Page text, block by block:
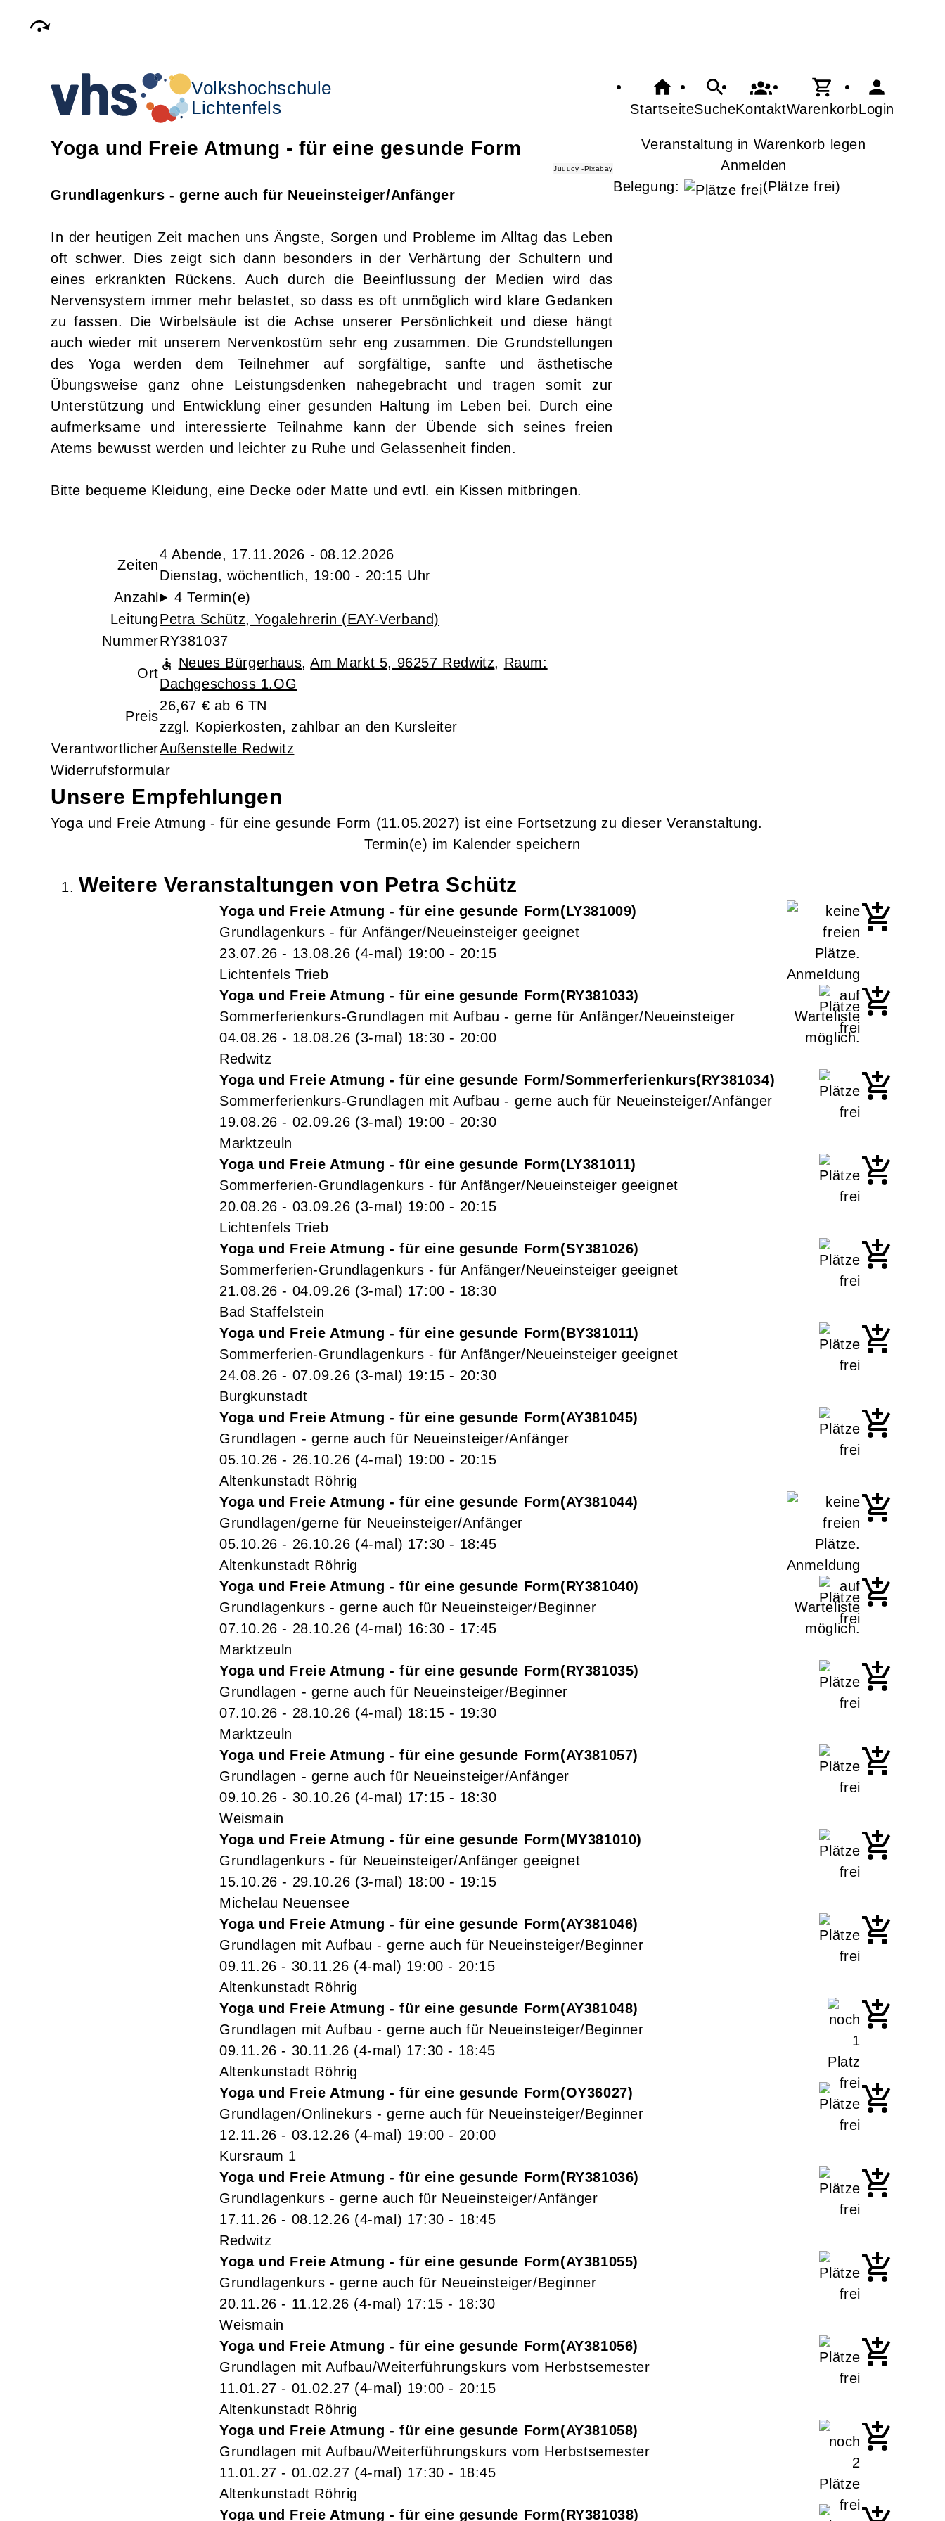
Volkshochschule
Lichtenfels
StartseiteSucheKontaktWarenkorbLogin
Yoga und Freie Atmung - für eine gesunde Form
Juuucy -Pixabay
Grundlagenkurs - gerne auch für Neueinsteiger/Anfänger
In der heutigen Zeit machen uns Ängste, Sorgen und Probleme im Alltag das Leben
oft schwer. Dies zeigt sich dann besonders in der Verhärtung der Schultern und
eines erkrankten Rückens. Auch durch die Beeinflussung der Medien wird das
Nervensystem immer mehr belastet, so dass es oft unmöglich wird klare Gedanken
zu fassen. Die Wirbelsäule ist die Achse unserer Persönlichkeit und diese hängt
auch wieder mit unserem Nervenkostüm sehr eng zusammen. Die Grundstellungen
des Yoga werden dem Teilnehmer auf sorgfältige, sanfte und ästhetische
Übungsweise ganz ohne Leistungsdenken nahegebracht und tragen somit zur
Unterstützung und Entwicklung einer gesunden Haltung im Leben bei. Durch eine
aufmerksame und interessierte Teilnahme kann der Übende sich seines freien
Atems bewusst werden und leichter zu Ruhe und Gelassenheit finden.
Bitte bequeme Kleidung, eine Decke oder Matte und evtl. ein Kissen mitbringen.
Zeiten
4 Abende, 17.11.2026 - 08.12.2026
Dienstag, wöchentlich, 19:00 - 20:15 Uhr
Anzahl
4 Termin(e)
LeitungPetra Schütz, Yogalehrerin (EAY-Verband)
NummerRY381037
Ort
Neues Bürgerhaus,Am Markt 5, 96257 Redwitz, Raum:
Dachgeschoss 1.OG
Preis
26,67 € ab 6 TN
zzgl. Kopierkosten, zahlbar an den Kursleiter
VerantwortlicherAußenstelle Redwitz
Widerrufsformular
Veranstaltung in Warenkorb legen
Anmelden
Belegung:
(Plätze frei)
Unsere Empfehlungen
Yoga und Freie Atmung - für eine gesunde Form (11.05.2027) ist eine Fortsetzung zu dieser Veranstaltung.
Termin(e) im Kalender speichern
Weitere Veranstaltungen von Petra Schütz
Yoga und Freie Atmung - für eine gesunde Form LY381009
Grundlagenkurs - für Anfänger/Neueinsteiger geeignet
23.07.26 - 13.08.26 (4-mal) 19:00 - 20:15
Lichtenfels Trieb
Yoga und Freie Atmung - für eine gesunde Form RY381033
Sommerferienkurs-Grundlagen mit Aufbau - gerne für Anfänger/Neueinsteiger
04.08.26 - 18.08.26 (3-mal) 18:30 - 20:00
Redwitz
Yoga und Freie Atmung - für eine gesunde Form/Sommerferienkurs RY381034
Sommerferienkurs-Grundlagen mit Aufbau - gerne auch für Neueinsteiger/Anfänger
19.08.26 - 02.09.26 (3-mal) 19:00 - 20:30
Marktzeuln
Yoga und Freie Atmung - für eine gesunde Form LY381011
Sommerferien-Grundlagenkurs - für Anfänger/Neueinsteiger geeignet
20.08.26 - 03.09.26 (3-mal) 19:00 - 20:15
Lichtenfels Trieb
Yoga und Freie Atmung - für eine gesunde Form SY381026
Sommerferien-Grundlagenkurs - für Anfänger/Neueinsteiger geeignet
21.08.26 - 04.09.26 (3-mal) 17:00 - 18:30
Bad Staffelstein
Yoga und Freie Atmung - für eine gesunde Form BY381011
Sommerferien-Grundlagenkurs - für Anfänger/Neueinsteiger geeignet
24.08.26 - 07.09.26 (3-mal) 19:15 - 20:30
Burgkunstadt
Yoga und Freie Atmung - für eine gesunde Form AY381045
Grundlagen - gerne auch für Neueinsteiger/Anfänger
05.10.26 - 26.10.26 (4-mal) 19:00 - 20:15
Altenkunstadt Röhrig
Yoga und Freie Atmung - für eine gesunde Form AY381044
Grundlagen/gerne für Neueinsteiger/Anfänger
05.10.26 - 26.10.26 (4-mal) 17:30 - 18:45
Altenkunstadt Röhrig
Yoga und Freie Atmung - für eine gesunde Form RY381040
Grundlagenkurs - gerne auch für Neueinsteiger/Beginner
07.10.26 - 28.10.26 (4-mal) 16:30 - 17:45
Marktzeuln
Yoga und Freie Atmung - für eine gesunde Form RY381035
Grundlagen - gerne auch für Neueinsteiger/Beginner
07.10.26 - 28.10.26 (4-mal) 18:15 - 19:30
Marktzeuln
Yoga und Freie Atmung - für eine gesunde Form AY381057
Grundlagen - gerne auch für Neueinsteiger/Anfänger
09.10.26 - 30.10.26 (4-mal) 17:15 - 18:30
Weismain
Yoga und Freie Atmung - für eine gesunde Form MY381010
Grundlagenkurs - für Neueinsteiger/Anfänger geeignet
15.10.26 - 29.10.26 (3-mal) 18:00 - 19:15
Michelau Neuensee
Yoga und Freie Atmung - für eine gesunde Form AY381046
Grundlagen mit Aufbau - gerne auch für Neueinsteiger/Beginner
09.11.26 - 30.11.26 (4-mal) 19:00 - 20:15
Altenkunstadt Röhrig
Yoga und Freie Atmung - für eine gesunde Form AY381048
Grundlagen mit Aufbau - gerne auch für Neueinsteiger/Beginner
09.11.26 - 30.11.26 (4-mal) 17:30 - 18:45
Altenkunstadt Röhrig
Yoga und Freie Atmung - für eine gesunde Form OY36027
Grundlagen/Onlinekurs - gerne auch für Neueinsteiger/Beginner
12.11.26 - 03.12.26 (4-mal) 19:00 - 20:00
Kursraum 1
Yoga und Freie Atmung - für eine gesunde Form RY381036
Grundlagenkurs - gerne auch für Neueinsteiger/Anfänger
17.11.26 - 08.12.26 (4-mal) 17:30 - 18:45
Redwitz
Yoga und Freie Atmung - für eine gesunde Form AY381055
Grundlagenkurs - gerne auch für Neueinsteiger/Beginner
20.11.26 - 11.12.26 (4-mal) 17:15 - 18:30
Weismain
Yoga und Freie Atmung - für eine gesunde Form AY381056
Grundlagen mit Aufbau/Weiterführungskurs vom Herbstsemester
11.01.27 - 01.02.27 (4-mal) 19:00 - 20:15
Altenkunstadt Röhrig
Yoga und Freie Atmung - für eine gesunde Form AY381058
Grundlagen mit Aufbau/Weiterführungskurs vom Herbstsemester
11.01.27 - 01.02.27 (4-mal) 17:30 - 18:45
Altenkunstadt Röhrig
Yoga und Freie Atmung - für eine gesunde Form RY381038